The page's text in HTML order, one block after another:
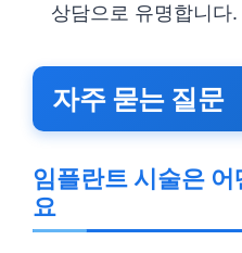
상담으로 유명합니다.
자주 묻는 질문
임플란트 시술은
요